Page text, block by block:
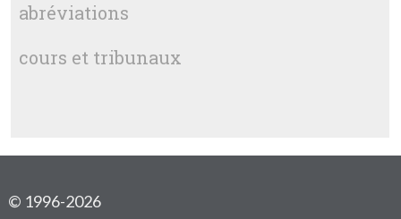
abréviations
cours et tribunaux
© 1996-2026